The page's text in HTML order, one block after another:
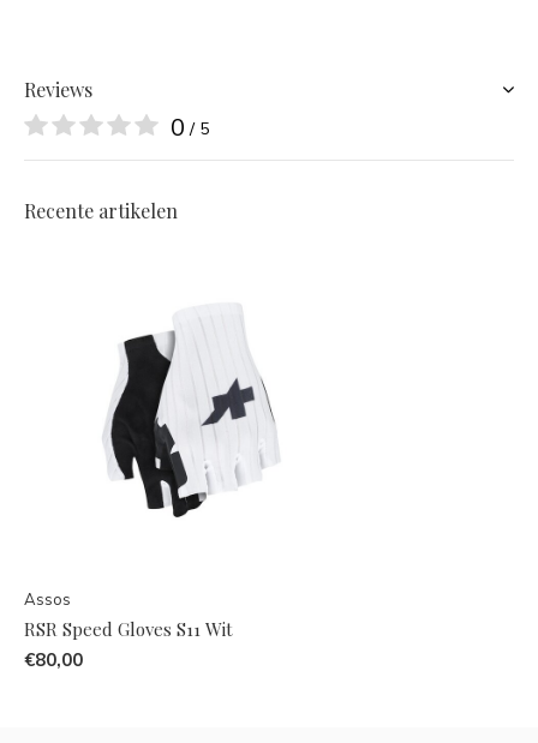
Reviews
0 / 5
Recente artikelen
Assos
RSR Speed Gloves S11 Wit
€80,00